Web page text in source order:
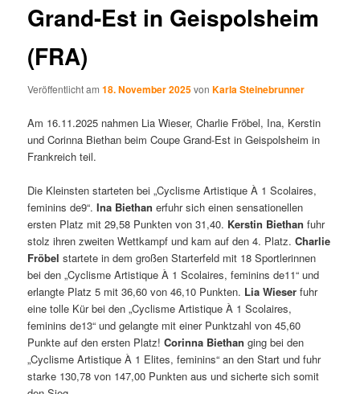
Grand-Est in Geispolsheim
(FRA)
Veröffentlicht am18. November 2025vonKarla Steinebrunner
Am 16.11.2025 nahmen Lia Wieser, Charlie Fröbel, Ina, Kerstin
und Corinna Biethan beim Coupe Grand-Est in Geispolsheim in
Frankreich teil.
Die Kleinsten starteten bei „Cyclisme Artistique À 1 Scolaires,
feminins de9“.Ina Biethanerfuhr sich einen sensationellen
ersten Platz mit 29,58 Punkten von 31,40. Kerstin Biethanfuhr
stolz ihren zweiten Wettkampf und kam auf den 4. Platz.Charlie
Fröbel startete in dem großen Starterfeld mit 18 Sportlerinnen
bei den „Cyclisme Artistique À 1 Scolaires, feminins de11“ und
erlangte Platz 5 mit 36,60 von 46,10 Punkten. Lia Wieser fuhr
eine tolle Kür bei den „Cyclisme Artistique À 1 Scolaires,
feminins de13“ und gelangte mit einer Punktzahl von 45,60
Punkte auf den ersten Platz!Corinna Biethan ging bei den
„Cyclisme Artistique À 1 Elites, feminins“ an den Start und fuhr
starke 130,78 von 147,00 Punkten aus und sicherte sich somit